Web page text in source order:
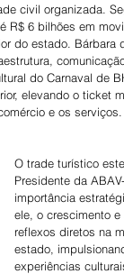
civil organizada.
R$ 6 bilhões em
do estado. Bárbara
do Carnaval de
elevando o ticket
e os serviços.
O trade turístico
Presidente da
importância
ele, o crescimento
reflexos diretos na
estado,
experiências